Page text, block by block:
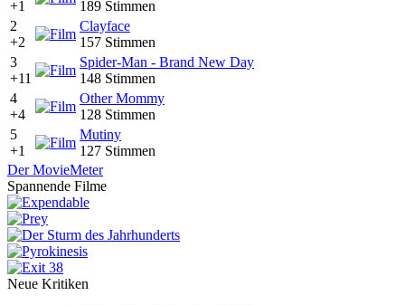
+1
189 Stimmen
2
+2
Clayface
157 Stimmen
3
+11
Spider-Man - Brand New Day
148 Stimmen
4
+4
Other Mommy
128 Stimmen
5
+1
Mutiny
127 Stimmen
Der MovieMeter
Spannende Filme
Neue Kritiken